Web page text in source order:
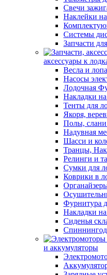
Свечи
Наклейки
Системы
Запчасти
аксессуары к
Весла и
Насосы
Лодочная
Накладки
Тенты для
Якоря,
Полы, слани
Надувная
Шасси и
Транцы,
Релинги и
Сумки для
Коврики в
Фурнитура
Накладки
Сиденья
и аккумуляторы